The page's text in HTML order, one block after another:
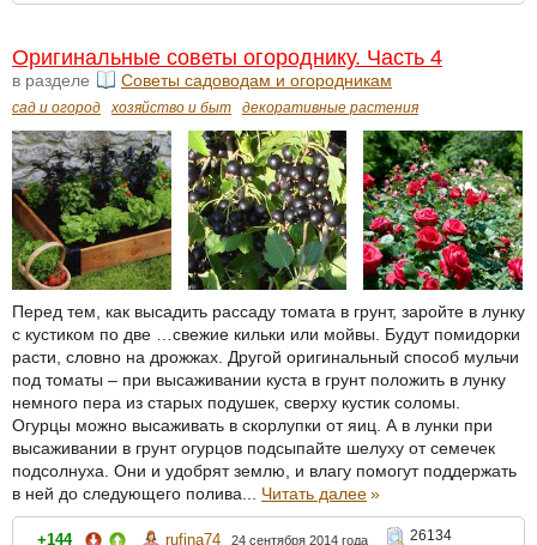
Оригинальные советы огороднику. Часть 4
в разделе Советы садоводам и огородникам
сад и огород хозяйство и быт декоративные растения
Перед тем, как высадить рассаду томата в грунт, заройте в лунку
с кустиком по две …свежие кильки или мойвы. Будут помидорки
расти, словно на дрожжах. Другой оригинальный способ мульчи
под томаты – при высаживании куста в грунт положить в лунку
немного пера из старых подушек, сверху кустик соломы.
Огурцы можно высаживать в скорлупки от яиц. А в лунки при
высаживании в грунт огурцов подсыпайте шелуху от семечек
подсолнуха. Они и удобрят землю, и влагу помогут поддержать
в ней до следующего полива... Читать далее»
+144 rufina74 24 сентября 2014 года
26134